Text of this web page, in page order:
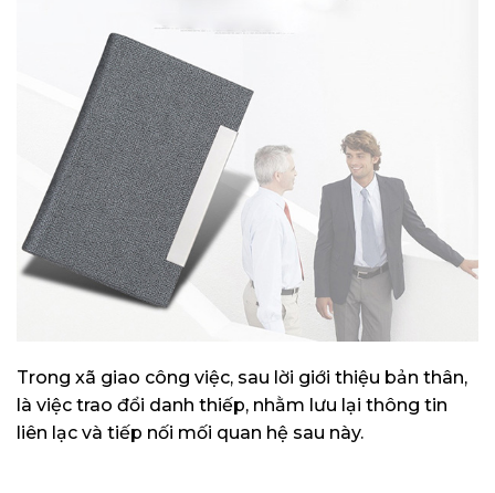
Trong xã giao công việc, sau lời giới thiệu bản thân,
là việc trao đổi danh thiếp, nhằm lưu lại thông tin
liên lạc và tiếp nối mối quan hệ sau này.